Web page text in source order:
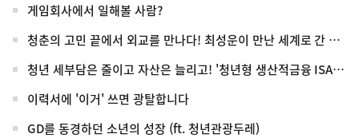
게임회사에서 일해볼 사람?
청춘의 고민 끝에서 외교를 만나다! 최성운이 만난 세계로 간 청년들
청년 세부담은 줄이고 자산은 늘리고! '청년형 생산적금융 ISA' 전격 신설
이력서에 '이거' 쓰면 광탈합니다
GD를 동경하던 소년의 성장 (ft. 청년관광두레)